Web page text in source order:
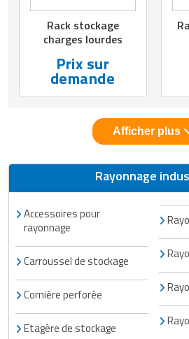
Rayonnage
Accessoires pour
rayonnage
Carroussel de stockage
Cornière perforée
Etagère de stockage
Rack stockage
charges lourdes
Prix sur
demande
Afficher plus